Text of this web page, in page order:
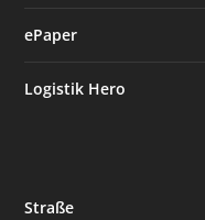
ePaper
Logistik Hero
Straße